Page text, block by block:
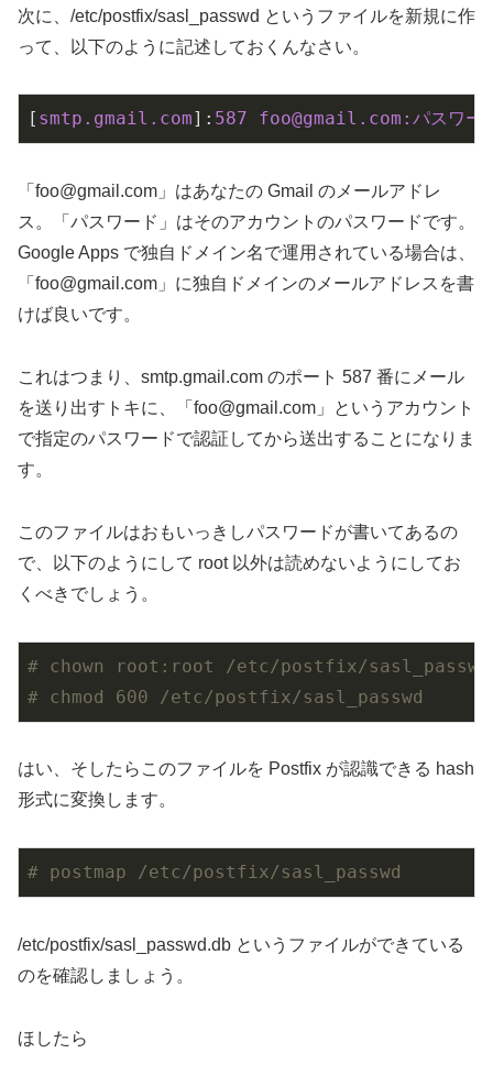
次に、/etc/postfix/sasl_passwd というファイルを新規に作
って、以下のように記述しておくんなさい。
[ smtp.gmail.com]: 587 foo@gmail.com:パスワー
「 foo@gmail.com 」はあなたの Gmail のメールアドレ
ス。「パスワード」はそのアカウントのパスワードです。
Google Apps で独自ドメイン名で運用されている場合は、
「 foo@gmail.com 」に独自ドメインのメールアドレスを書
けば良いです。
これはつまり、smtp.gmail.com のポート 587 番にメール
を送り出すトキに、「 foo@gmail.com 」というアカウント
で指定のパスワードで認証してから送出することになりま
す。
このファイルはおもいっきしパスワードが書いてあるの
で、以下のようにして root 以外は読めないようにしてお
くべきでしょう。
# chown root:root /etc/postfix/sasl_passwd
# chmod 600 /etc/postfix/sasl_passwd
はい、そしたらこのファイルを Postfix が認識できる hash
形式に変換します。
# postmap /etc/postfix/sasl_passwd
/etc/postfix/sasl_passwd.db というファイルができている
のを確認しましょう。
ほしたら